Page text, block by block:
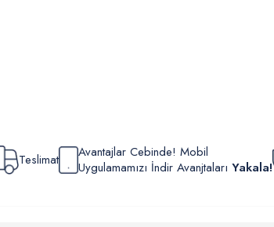
Teslimat
Avantajlar Cebinde! Mobil
Uygulamamızı İndir Avanjtaları Yakala!